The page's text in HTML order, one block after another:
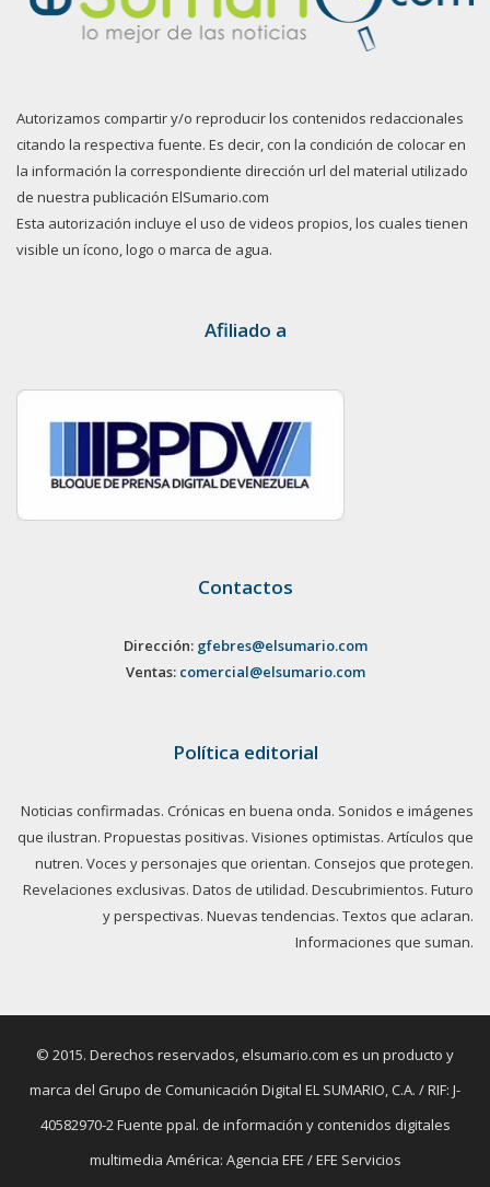
Autorizamos compartir y/o reproducir los contenidos redaccionales
citando la respectiva fuente. Es decir, con la condición de colocar en
la información la correspondiente dirección url del material utilizado
de nuestra publicación ElSumario.com
Esta autorización incluye el uso de videos propios, los cuales tienen
visible un ícono, logo o marca de agua.
Afiliado a
Contactos
Dirección: gfebres@elsumario.com
Ventas: comercial@elsumario.com
Política editorial
Noticias confirmadas. Crónicas en buena onda. Sonidos e imágenes
que ilustran. Propuestas positivas. Visiones optimistas. Artículos que
nutren. Voces y personajes que orientan. Consejos que protegen.
Revelaciones exclusivas. Datos de utilidad. Descubrimientos. Futuro
y perspectivas. Nuevas tendencias. Textos que aclaran.
Informaciones que suman.
© 2015. Derechos reservados, elsumario.com es un producto y
marca del Grupo de Comunicación Digital EL SUMARIO, C.A. / RIF: J-
40582970-2 Fuente ppal. de información y contenidos digitales
multimedia América: Agencia EFE / EFE Servicios